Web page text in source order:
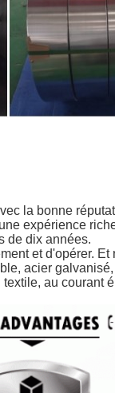
la bonne
expérience
de dix années.
et d'opérer.
acier
au